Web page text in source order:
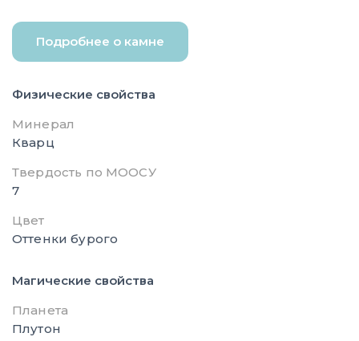
Подробнее о камне
Физические свойства
Минерал
Кварц
Твердость по МООСУ
7
Цвет
Оттенки бурого
Магические свойства
Планета
Плутон